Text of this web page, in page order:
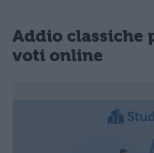
Addio classiche
voti online